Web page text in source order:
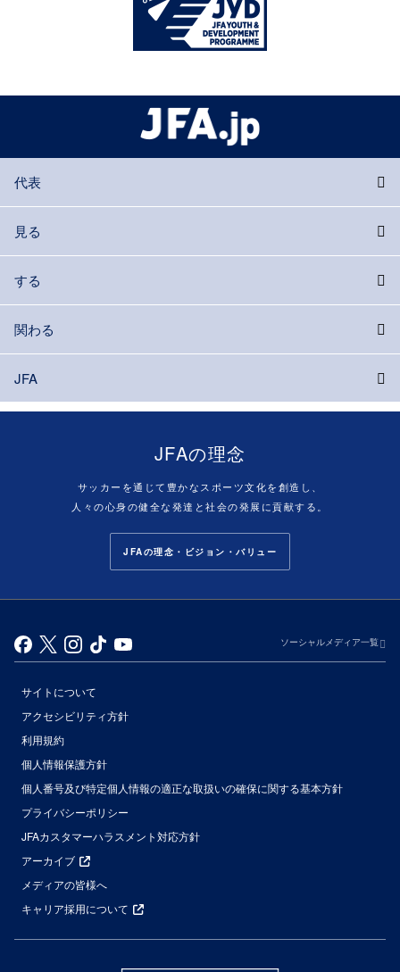
代表
見る
する
関わる
JFA
JFAの理念
サッカーを通じて豊かなスポーツ文化を創造し、
人々の心身の健全な発達と社会の発展に貢献する。
JFAの理念・ビジョン・バリュー
ソーシャルメディア一覧
サイトについて
アクセシビリティ方針
利用規約
個人情報保護方針
個人番号及び特定個人情報の適正な取扱いの確保に関する基本方針
プライバシーポリシー
JFAカスタマーハラスメント対応方針
アーカイブ
メディアの皆様へ
キャリア採用について